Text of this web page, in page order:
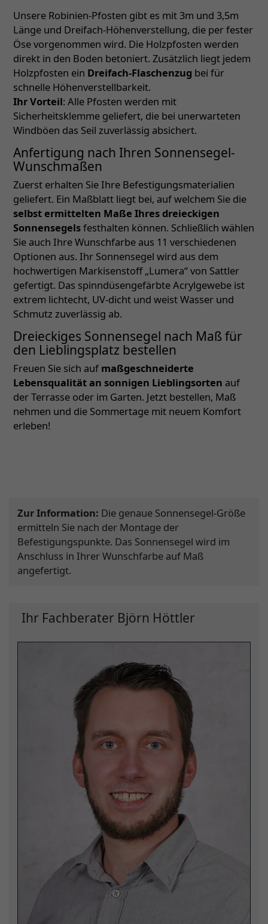
Unsere Robinien-Pfosten gibt es mit 3m und 3,5m
Länge und Dreifach-Höhenverstellung, die per fester
Öse vorgenommen wird. Die Holzpfosten werden
direkt in den Boden betoniert. Zusätzlich liegt jedem
Holzpfosten ein Dreifach-Flaschenzug bei für
schnelle Höhenverstellbarkeit.
Ihr Vorteil: Alle Pfosten werden mit
Sicherheitsklemme geliefert, die bei unerwarteten
Windböen das Seil zuverlässig absichert.
Anfertigung nach Ihren Sonnensegel-
Wunschmaßen
Zuerst erhalten Sie Ihre Befestigungsmaterialien
geliefert. Ein Maßblatt liegt bei, auf welchem Sie die
selbst ermittelten Maße Ihres dreieckigen
Sonnensegelsfesthalten können. Schließlich wählen
Sie auch Ihre Wunschfarbe aus 11 verschiedenen
Optionen aus. Ihr Sonnensegel wird aus dem
hochwertigen Markisenstoff „Lumera“ von Sattler
gefertigt. Das spinndüsengefärbte Acrylgewebe ist
extrem lichtecht, UV-dicht und weist Wasser und
Schmutz zuverlässig ab.
Dreieckiges Sonnensegel nach Maß für
den Lieblingsplatz bestellen
Freuen Sie sich auf maßgeschneiderte
Lebensqualität an sonnigen Lieblingsorten auf
der Terrasse oder im Garten. Jetzt bestellen, Maß
nehmen und die Sommertage mit neuem Komfort
erleben!
Zur Information: Die genaue Sonnensegel-Größe
ermitteln Sie nach der Montage der
Befestigungspunkte. Das Sonnensegel wird im
Anschluss in Ihrer Wunschfarbe auf Maß
angefertigt.
Ihr Fachberater Björn Höttler